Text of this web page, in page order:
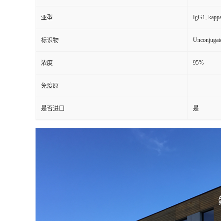
亚型 IgG1,
标识物
浓度 95%
免疫原
是否进口 是